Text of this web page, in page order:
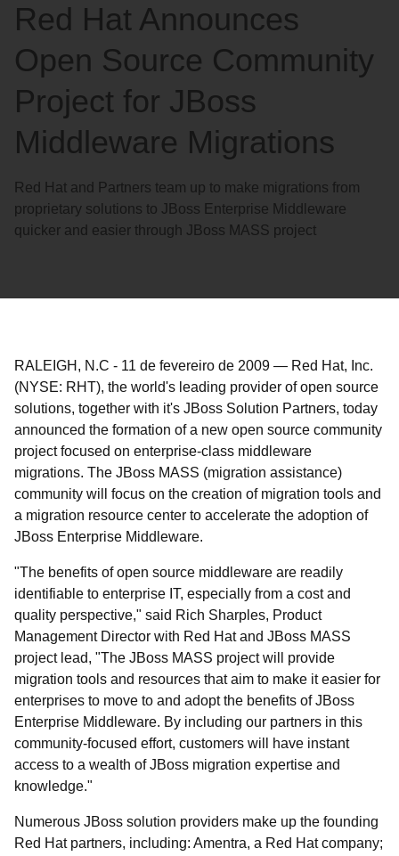
Red Hat Announces
Open Source Community
Project for JBoss
Middleware Migrations
Red Hat and Partners team up to make migrations from
proprietary solutions to JBoss Enterprise Middleware
quicker and easier through JBoss MASS project
RALEIGH, N.C - 11 de fevereiro de 2009 — Red Hat, Inc.
(NYSE: RHT), the world's leading provider of open source
solutions, together with it's JBoss Solution Partners, today
announced the formation of a new open source community
project focused on enterprise-class middleware
migrations. The JBoss MASS (migration assistance)
community will focus on the creation of migration tools and
a migration resource center to accelerate the adoption of
JBoss Enterprise Middleware.
"The benefits of open source middleware are readily
identifiable to enterprise IT, especially from a cost and
quality perspective," said Rich Sharples, Product
Management Director with Red Hat and JBoss MASS
project lead, "The JBoss MASS project will provide
migration tools and resources that aim to make it easier for
enterprises to move to and adopt the benefits of JBoss
Enterprise Middleware. By including our partners in this
community-focused effort, customers will have instant
access to a wealth of JBoss migration expertise and
knowledge."
Numerous JBoss solution providers make up the founding
Red Hat partners, including: Amentra, a Red Hat company;